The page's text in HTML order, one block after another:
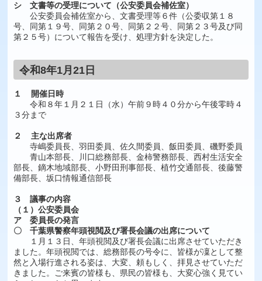
シ 文書等の受理について（公安委員会補佐室）
公安委員会補佐室から、文書受理等６件（公委収第１８
号、同第１９号、同第２０号、同第２２号、同第２３号及び同
第２５号）について報告を受け、処理方針を決定した。
令和8年1月21日
１ 開催日時
令和８年１月２１日（水）午前９時４０分から午後零時４
３分まで
２ 主な出席者
寺嶋委員長、羽田委員、佐久間委員、飯田委員、磯野委員
青山本部長、川口総務部長、金柿警務部長、西村生活安全
部長、鏑木地域部長、小野田刑事部長、植竹交通部長、後藤警
備部長、坂口情報通信部長
３ 議事の内容
（１）公安委員会
ア 委員長の発言
〇 千葉県警察年頭視閲及び署長会議の出席について
１月１３日、年頭視閲及び署長会議に出席させていただき
ました。年頭視閲では、総務部長の号令に、皆様が凜として整
然と入場行進される姿は、大変、頼もしく、拝見させていただ
きました。ご来賓の皆様も、県民の皆様も、大変心強く見てい